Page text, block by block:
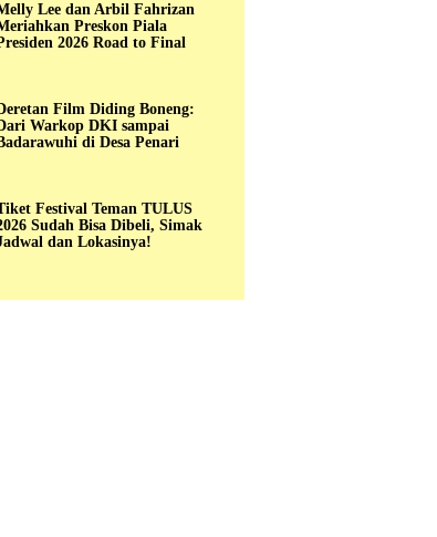
Lee dan Arbil Fahrizan
Preskon Piala
2026 Road to Final
Film Diding Boneng:
Warkop DKI sampai
di Desa Penari
Festival Teman TULUS
Sudah Bisa Dibeli, Simak
dan Lokasinya!